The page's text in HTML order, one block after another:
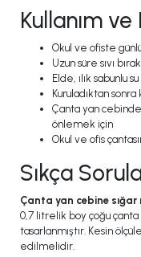
Kullanım ve
Okul ve ofiste
Uzun süre sıvı
Elde, ılık sabunlu
Kuruladıktan sonra
Çanta yan
önlemek için
Okul ve ofis
Sıkça
Çanta yan cebine sığar
0,7 litrelik boy çoğu
tasarlanmıştır. Kesin
edilmelidir.